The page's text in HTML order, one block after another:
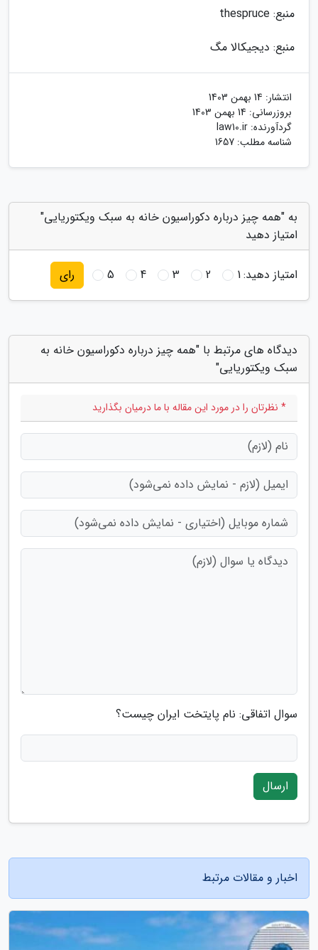
منبع: thespruce
منبع: دیجیکالا مگ
انتشار: 14 بهمن 1403
بروزرسانی: 14 بهمن 1403
گردآورنده: law10.ir
شناسه مطلب: 1657
به "همه چیز درباره دکوراسیون خانه به سبک ویکتوریایی"
امتیاز دهید
امتیاز دهید:1
2
3
4
5 رای
دیدگاه های مرتبط با "همه چیز درباره دکوراسیون خانه به
سبک ویکتوریایی"
* نظرتان را در مورد این مقاله با ما درمیان بگذارید
سوال اتفاقی: نام پایتخت ایران چیست؟
ارسال
اخبار و مقالات مرتبط